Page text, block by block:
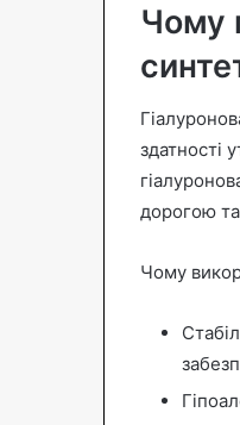
Чому
здатності
дорогою
Чому